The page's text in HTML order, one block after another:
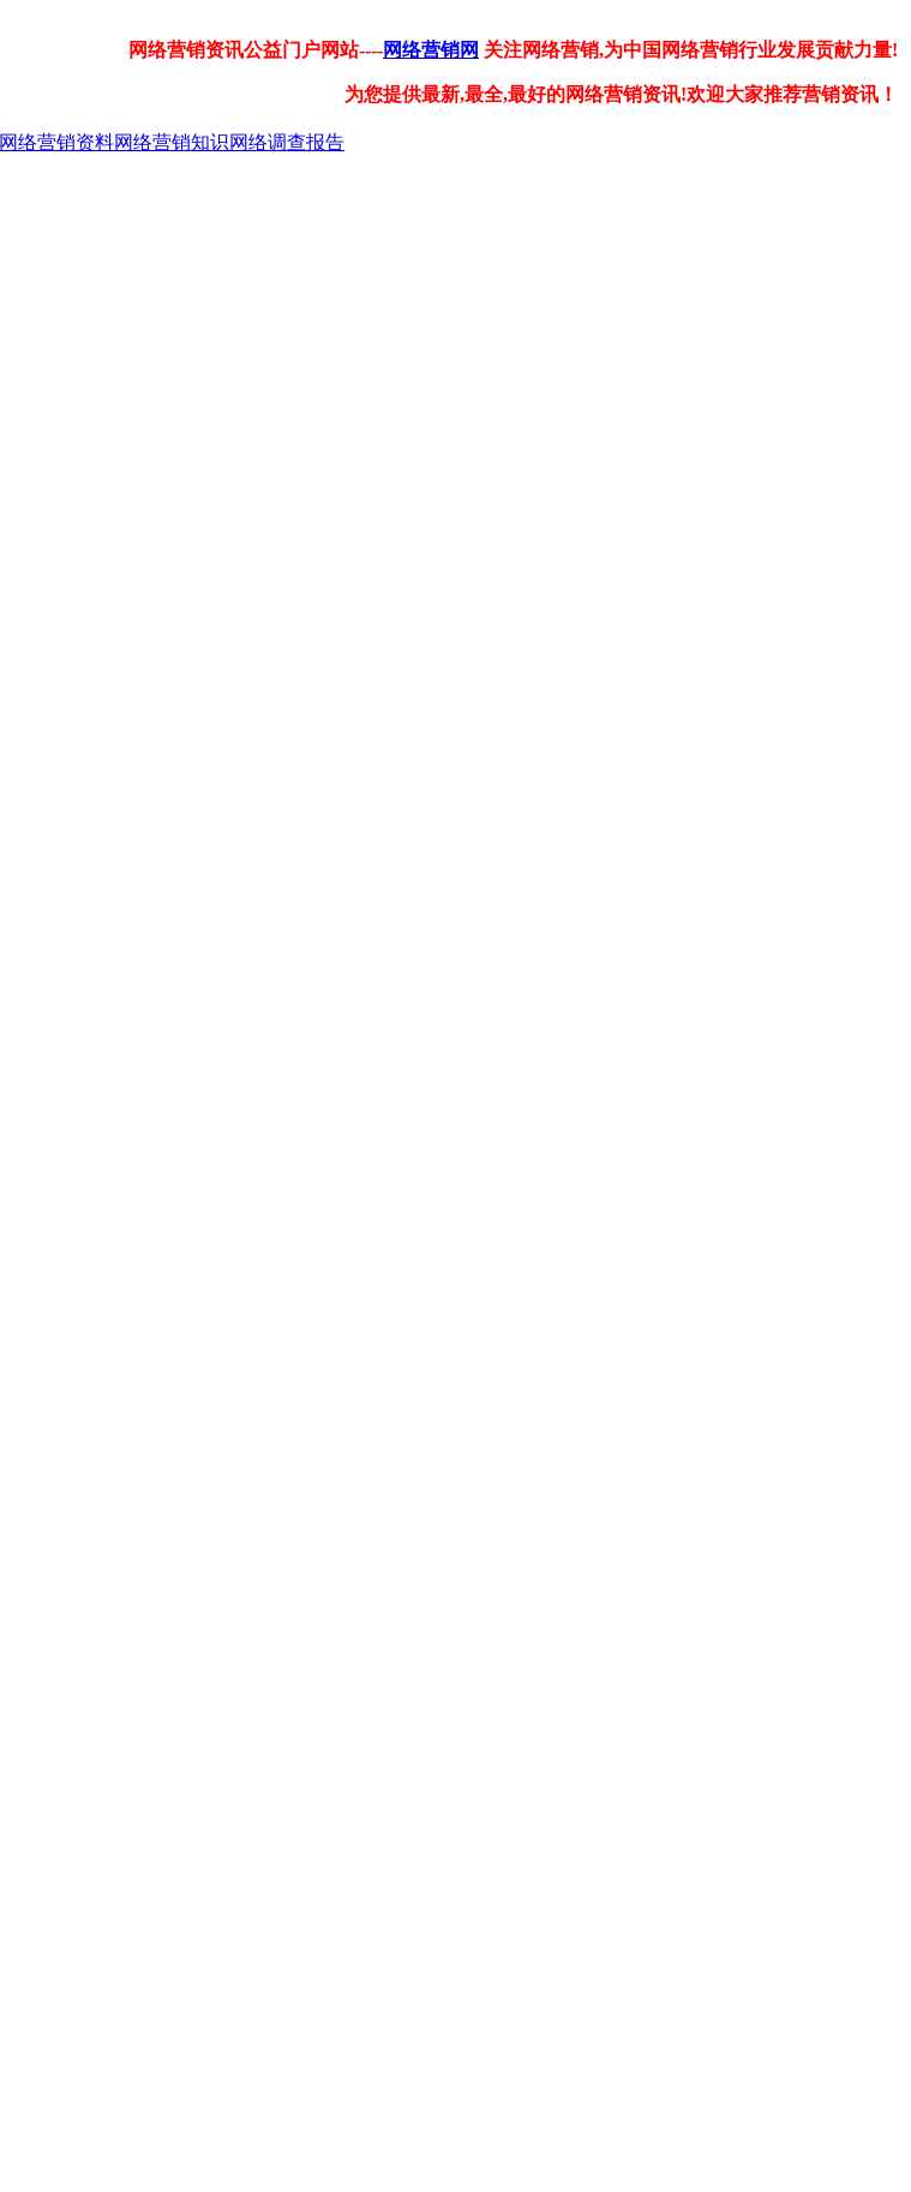
网络营销资讯公益门户网站----网络营销网 关注网络营销,为中国网络营销行业发展贡献力量!
为您提供最新,最全,最好的网络营销资讯!欢迎大家推荐营销资讯！
网络营销资料网络营销知识网络调查报告